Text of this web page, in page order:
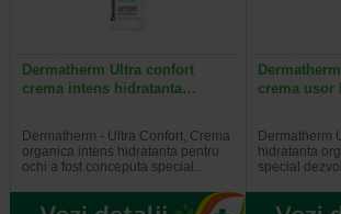
Dermatherm Ultra confort
crema intens hidratanta…
Dermatherm - Ultra Confort, Crema
organica intens hidratanta pentru
ochi a fost conceputa special…
crema
Dermatherm
hidratanta
special